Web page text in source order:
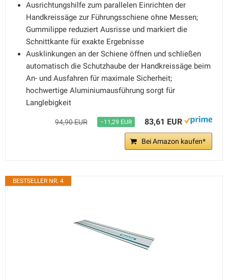
Ausrichtungshilfe zum parallelen Einrichten der
Handkreissäge zur Führungsschiene ohne Messen;
Gummilippe reduziert Ausrisse und markiert die
Schnittkante für exakte Ergebnisse
Ausklinkungen an der Schiene öffnen und schließen
automatisch die Schutzhaube der Handkreissäge beim
An- und Ausfahren für maximale Sicherheit;
hochwertige Aluminiumausführung sorgt für
Langlebigkeit
94,90 EUR −11,29 EUR 83,61 EUR
Bei Amazon kaufen*
BESTSELLER NR. 4